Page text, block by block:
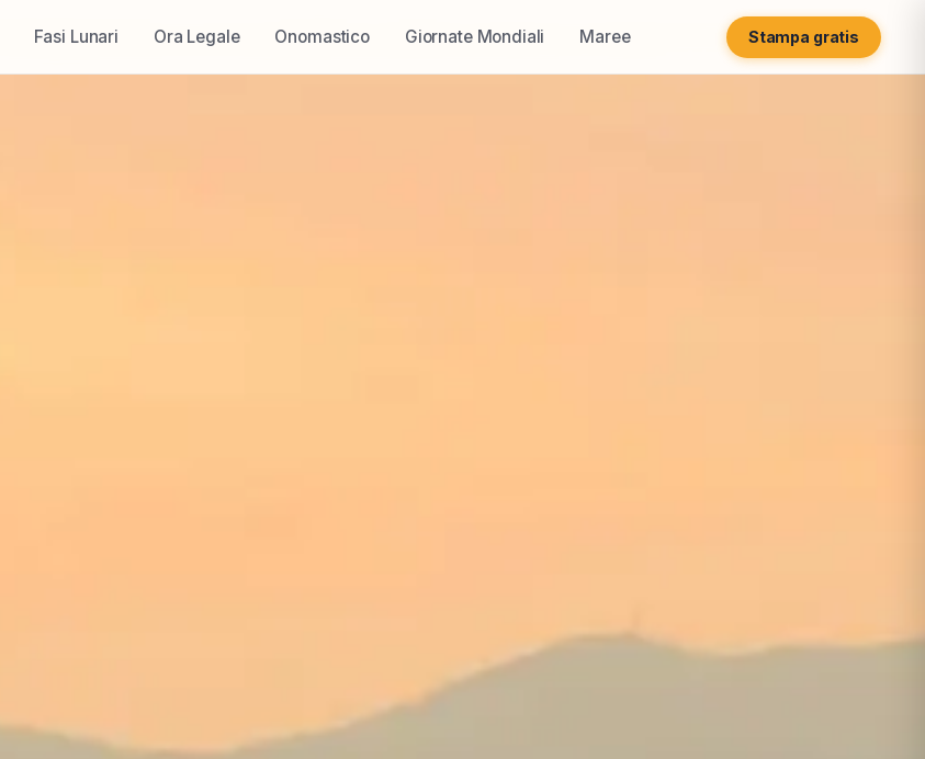
Fasi Lunari Ora Legale Onomastico Giornate Mondiali Maree Stampa gratis